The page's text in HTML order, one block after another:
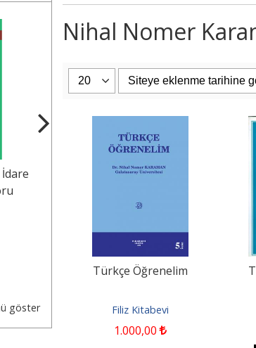
5
KOCAYUSUFPAŞAOĞLU/HATEMİ/
Filiz Kitabevi
1.250,00 1.187,50
Sepete Ekle
göster
Nihal Nomer
Türkçe Öğrenelim
Filiz Kitabevi
1.000,00